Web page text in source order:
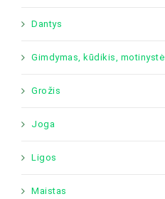
Dantys
Gimdymas, kūdikis, motinystė
Grožis
Joga
Ligos
Maistas